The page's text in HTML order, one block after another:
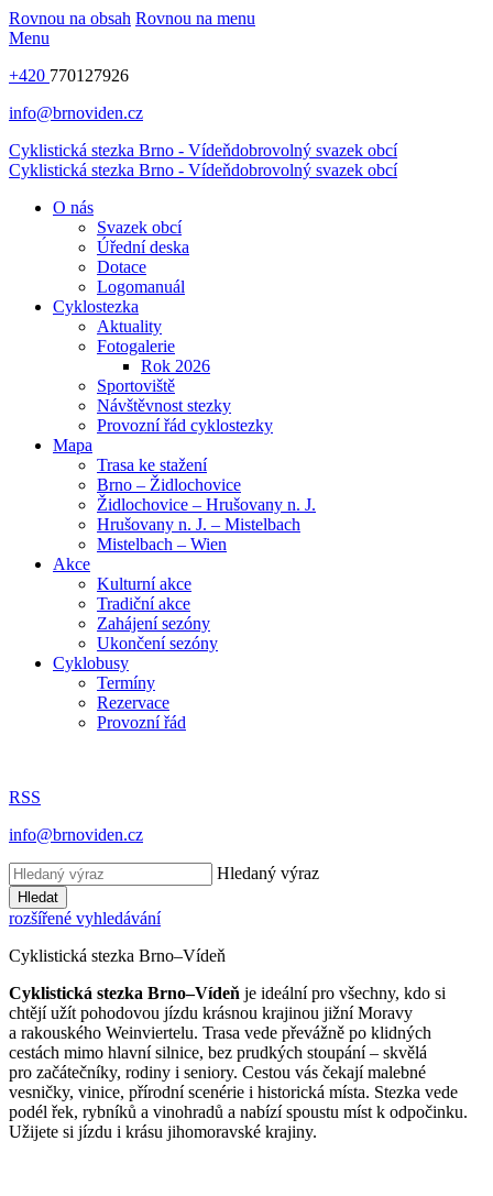
Rovnou na obsah Rovnou na menu
Menu
+420 770127926
info@brnoviden.cz
Cyklistická stezka Brno - Vídeňdobrovolný svazek obcí
Cyklistická stezka Brno - Vídeňdobrovolný svazek obcí
O nás
Svazek obcí
Úřední deska
Dotace
Logomanuál
Cyklostezka
Aktuality
Fotogalerie
Rok 2026
Sportoviště
Návštěvnost stezky
Provozní řád cyklostezky
Mapa
Trasa ke stažení
Brno – Židlochovice
Židlochovice – Hrušovany n. J.
Hrušovany n. J. – Mistelbach
Mistelbach – Wien
Akce
Kulturní akce
Tradiční akce
Zahájení sezóny
Ukončení sezóny
Cyklobusy
Termíny
Rezervace
Provozní řád
RSS
info@brnoviden.cz
Hledaný výraz
Hledat
rozšířené vyhledávání
Cyklistická stezka Brno–Vídeň
Cyklistická stezka Brno–Vídeň je ideální pro všechny, kdo si
chtějí užít pohodovou jízdu krásnou krajinou jižní Moravy
a rakouského Weinviertelu. Trasa vede převážně po klidných
cestách mimo hlavní silnice, bez prudkých stoupání – skvělá
pro začátečníky, rodiny i seniory. Cestou vás čekají malebné
vesničky, vinice, přírodní scenérie i historická místa. Stezka vede
podél řek, rybníků a vinohradů a nabízí spoustu míst k odpočinku.
Užijete si jízdu i krásu jihomoravské krajiny.